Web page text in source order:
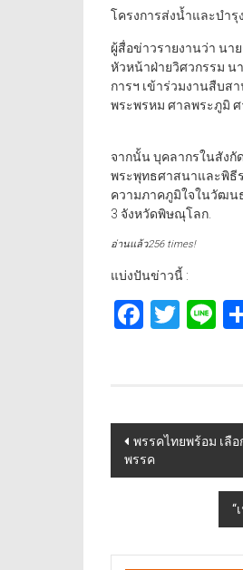
โครงการส่งน้ำและบำ
ผู้สื่อข่าวรายงานว่า นา
หัวหน้าฝ่ายวิศวกรรม น
การฯ เข้าร่วมงานสืบส
พระพรหม ศาลพระภูมิ
จากนั้น บุคลากรในสังกั
พระพุทธศาสนาและพิธี
ความภาคภูมิใจในวัฒน
3 จังหวัดพิษณุโลก.
อ่านแล้ว256 times!
แบ่งปันข่าวนี้ :
Post
navigation
พรรคไทยพร้อม เลื
พรรค
“